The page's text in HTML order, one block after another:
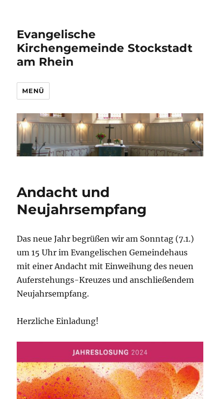
Evangelische
Kirchengemeinde Stockstadt
am Rhein
MENÜ
Andacht und
Neujahrsempfang
Das neue Jahr begrüßen wir am Sonntag (7.1.)
um 15 Uhr im Evangelischen Gemeindehaus
mit einer Andacht mit Einweihung des neuen
Auferstehungs-Kreuzes und anschließendem
Neujahrsempfang.
Herzliche Einladung!